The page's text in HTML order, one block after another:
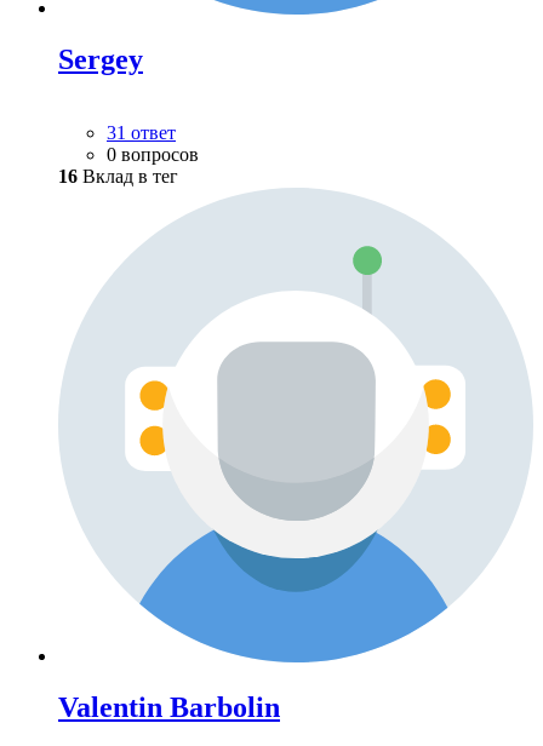
Sergey
31 ответ
0 вопросов
16 Вклад в тег
Valentin Barbolin